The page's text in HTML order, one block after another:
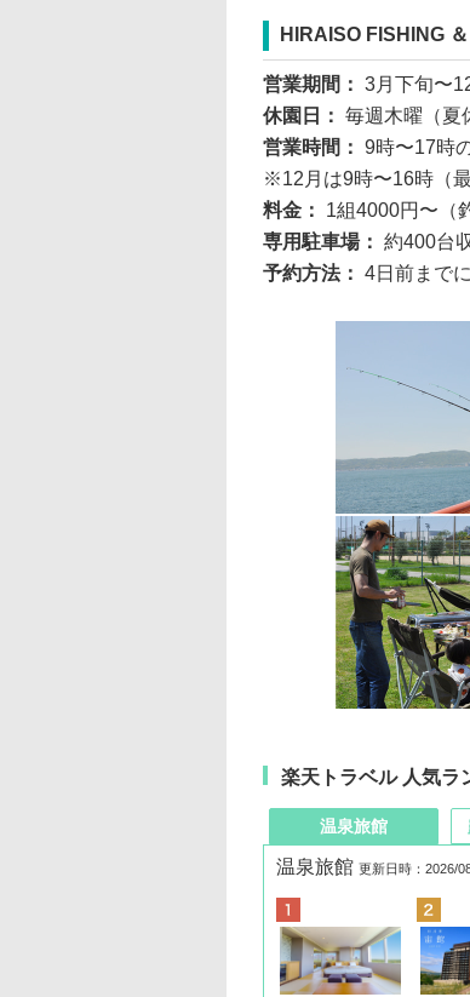
HIRAISO FISHING
営業期間： 3月下旬〜
休園日： 毎週木曜（夏
営業時間： 9時〜17時
※12月は9時〜16時（最
料金： 1組4000円〜（
専用駐車場： 約400台
予約方法： 4日前までに
楽天トラベル 人気ラ
温泉旅館
温泉旅館 更新日時：2026/